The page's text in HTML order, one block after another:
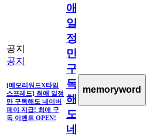
공지
공지
[메모리워드X타임
스프레드] 최애 일정
만 구독해도 네이버
페이 지급! 최애 구
독 이벤트 OPEN!
애
일
정
만
구
독
해
도
네
memoryword